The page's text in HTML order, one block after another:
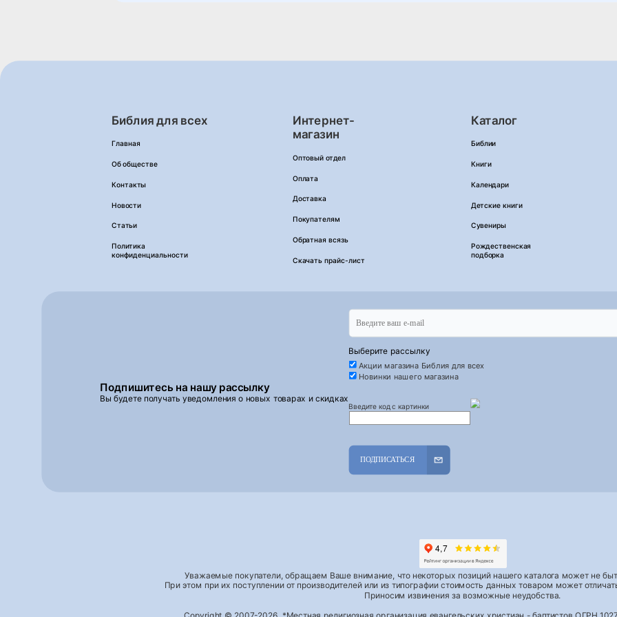
Библия для всех
Главная
Об обществе
Контакты
Новости
Статьи
Политика
конфиденциальности
Интернет-
магазин
Оптовый отдел
Оплата
Доставка
Покупателям
Обратная всязь
Скачать прайс-лист
Каталог
Библии
Книги
Календари
Детские книги
Сувениры
Рождественская
подборка
Подпишитесь на нашу рассылку
Вы будете получать уведомления о новых товарах и скидках
Выберите рассылку
Акции магазина Библия для всех
Новинки нашего магазина
Введите код с картинки
ПОДПИСАТЬСЯ
Уважаемые покупатели, обращаем Ваше внимание, что некоторых позиций нашего каталога может не
При этом при их поступлении от производителей или из типографии стоимость данных товаром может
Приносим извинения за возможные неудобства.
Copyright © 2007-2026, *Местная религиозная организация евангельских христиан - баптистов ОГРН